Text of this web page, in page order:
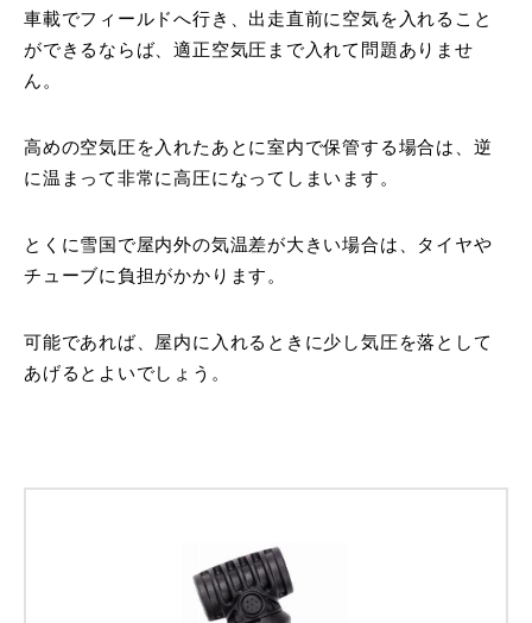
車載でフィールドへ行き、出走直前に空気を入れること
ができるならば、適正空気圧まで入れて問題ありませ
ん。
高めの空気圧を入れたあとに室内で保管する場合は、逆
に温まって非常に高圧になってしまいます。
とくに雪国で屋内外の気温差が大きい場合は、タイヤや
チューブに負担がかかります。
可能であれば、屋内に入れるときに少し気圧を落として
あげるとよいでしょう。